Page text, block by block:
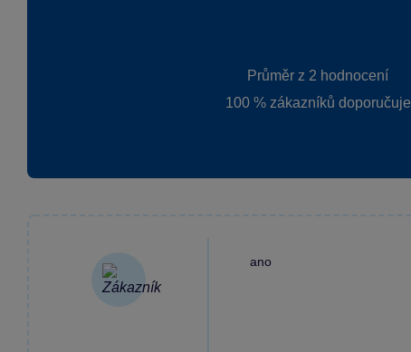
Průměr z 2 hodnocení
100 % zákazníků doporučuje
ano